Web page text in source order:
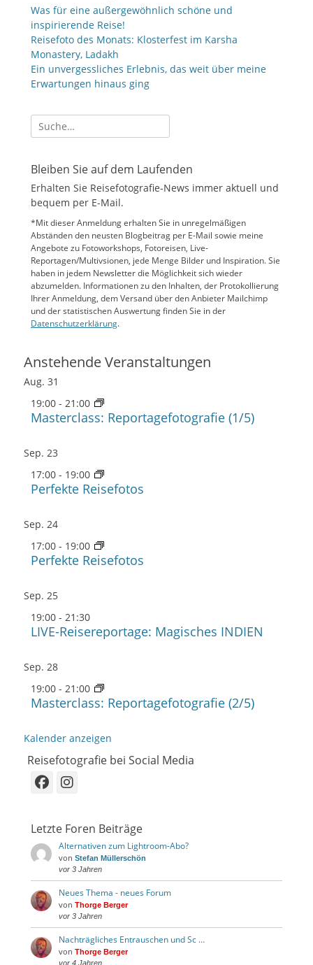
Was für eine außergewöhnlich schöne und
inspirierende Reise!
Reisefoto des Monats: Klosterfest im Karsha
Monastery, Ladakh
Ein unvergessliches Erlebnis, das weit über meine
Erwartungen hinaus ging
Suche
nach:
Bleiben Sie auf dem Laufenden
Erhalten Sie Reisefotografie-News immer aktuell und
bequem per E-Mail.
*Mit dieser Anmeldung erhalten Sie in unregelmäßigen
Abständen den neusten Blogbeitrag per E-Mail sowie meine
Angebote zu Fotoworkshops, Fotoreisen, Live-
Reportagen/Multivsionen, jede Menge Bilder und Inspiration. Sie
haben in jedem Newsletter die Möglichkeit sich wieder
abzumelden. Informationen zu den Inhalten, der Protokollierung
Ihrer Anmeldung, dem Versand über den Anbieter Mailchimp
und der statistischen Auswertung finden Sie in der
Datenschutzerklärung.
Anstehende Veranstaltungen
Aug. 31
19:00 - 21:00
Masterclass: Reportagefotografie (1/5)
Sep. 23
17:00 - 19:00
Perfekte Reisefotos
Sep. 24
17:00 - 19:00
Perfekte Reisefotos
Sep. 25
19:00 - 21:30
LIVE-Reisereportage: Magisches INDIEN
Sep. 28
19:00 - 21:00
Masterclass: Reportagefotografie (2/5)
Kalender anzeigen
Reisefotografie bei Social Media
Facebook
Instagram
Letzte Foren Beiträge
Alternativen zum Lightroom-Abo?
von Stefan Müllerschön
vor 3 Jahren
Neues Thema - neues Forum
von Thorge Berger
vor 3 Jahren
Nachträgliches Entrauschen und Sc …
von Thorge Berger
vor 4 Jahren